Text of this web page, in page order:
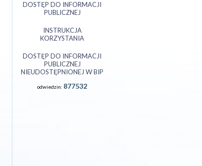
DOSTĘP DO INFORMACJI
PUBLICZNEJ
INSTRUKCJA
KORZYSTANIA
DOSTĘP DO INFORMACJI
PUBLICZNEJ
NIEUDOSTĘPNIONEJ W BIP
odwiedzin: 877532